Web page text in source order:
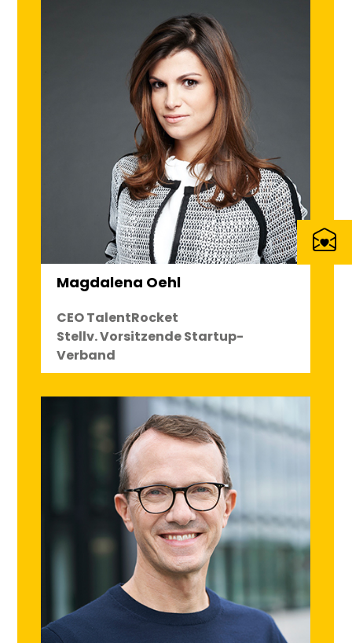
Magdalena Oehl
CEO TalentRocket
Stellv. Vorsitzende Startup-
Verband